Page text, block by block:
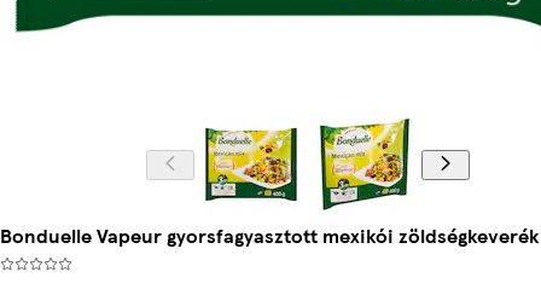
Bonduelle Vapeur gyorsfagyasztott mexikói